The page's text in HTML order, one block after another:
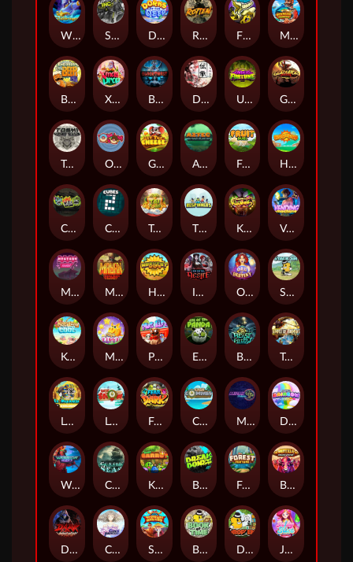
Wishbringer Slayers Inc Dorks of The Deep Rotten FRKN Bananas Marlin Master
Benny The Beer Xmas Drop Bloodthirst Densho Undead Fortune Gladiator Legends
Toshi Video Club OmNom Get The Cheese Aztec Twist Fruit Duel Hop'n'Pop
Chaos Crew Cubes 2 Tai The Toad The Respinners Klowns Vending Machine
Mystery Motel Mayan Stackways Harvest Wilds Immortal Desire Orb of Destiny Stack'em
Keep 'em Cool Magic Piggy Pug Life Eye of the Panda Beast Below Temple of Torment
Le Pharaoh Let It Snow Fear the Dark Cash Compass Miami Multiplier Double Rainbow
Warrior Ways Cursed Seas King Carrot Break Bones Forest Fortune Buffalo Stack'n'Sync
Dark Summoning Cloud Princess Shaolin Master Book of Time Drop'em Jelly Slice